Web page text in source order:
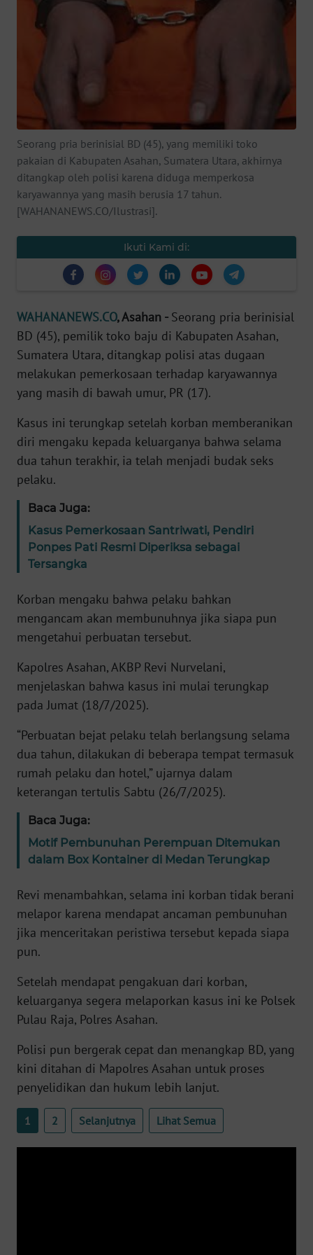
Seorang pria berinisial BD (45), yang memiliki toko
pakaian di Kabupaten Asahan, Sumatera Utara, akhirnya
ditangkap oleh polisi karena diduga memperkosa
karyawannya yang masih berusia 17 tahun.
[WAHANANEWS.CO/Ilustrasi].
Ikuti Kami di:
WAHANANEWS.CO, Asahan - Seorang pria berinisial
BD (45), pemilik toko baju di Kabupaten Asahan,
Sumatera Utara, ditangkap polisi atas dugaan
melakukan pemerkosaan terhadap karyawannya
yang masih di bawah umur, PR (17).
Kasus ini terungkap setelah korban memberanikan
diri mengaku kepada keluarganya bahwa selama
dua tahun terakhir, ia telah menjadi budak seks
pelaku.
Baca Juga:
Kasus Pemerkosaan Santriwati, Pendiri
Ponpes Pati Resmi Diperiksa sebagai
Tersangka
Korban mengaku bahwa pelaku bahkan
mengancam akan membunuhnya jika siapa pun
mengetahui perbuatan tersebut.
Kapolres Asahan, AKBP Revi Nurvelani,
menjelaskan bahwa kasus ini mulai terungkap
pada Jumat (18/7/2025).
“Perbuatan bejat pelaku telah berlangsung selama
dua tahun, dilakukan di beberapa tempat termasuk
rumah pelaku dan hotel,” ujarnya dalam
keterangan tertulis Sabtu (26/7/2025).
Baca Juga:
Motif Pembunuhan Perempuan Ditemukan
dalam Box Kontainer di Medan Terungkap
Revi menambahkan, selama ini korban tidak berani
melapor karena mendapat ancaman pembunuhan
jika menceritakan peristiwa tersebut kepada siapa
pun.
Setelah mendapat pengakuan dari korban,
keluarganya segera melaporkan kasus ini ke Polsek
Pulau Raja, Polres Asahan.
Polisi pun bergerak cepat dan menangkap BD, yang
kini ditahan di Mapolres Asahan untuk proses
penyelidikan dan hukum lebih lanjut.
1 2 Selanjutnya Lihat Semua
SAINS-TEKNO
SERBA-SERBI
PENDIDIKAN
OLAHRAGA
EDITORIAL
Informasi
INDEKS
KONTAK
KAMI
INFO
IKLAN
TENTANG
PEDOMAN
MEDIA
REDAKSI
KARIR
DISCLAIMER
Wahana
News
Regional
WN
WN
JAKARTA
WN
JABAR
WN
WN
NTT
WN
KEPRI
WN
PAPUA